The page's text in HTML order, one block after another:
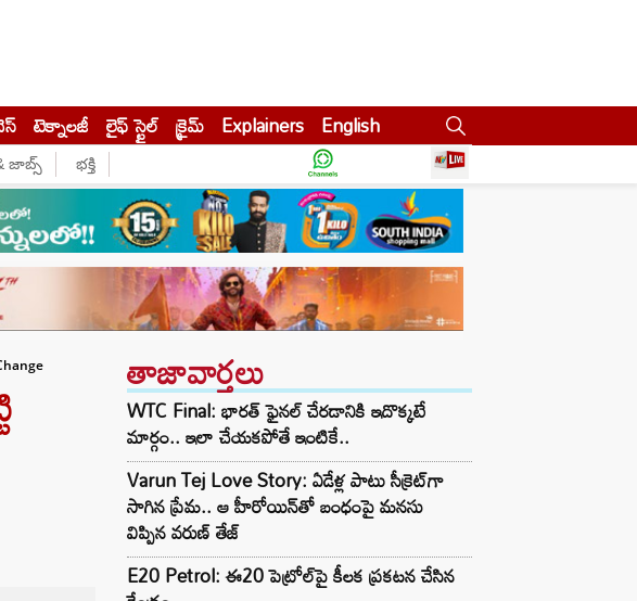
టెక్నాలజీ లైఫ్ స్టైల్ క్రైమ్ Explainers English
జాబ్స్ భక్తి
తాజావార్తలు
WTC Final: భారత్ ఫైనల్ చేరడానికి ఇదొక్కటే
మార్గం.. ఇలా చేయకపోతే ఇంటికే..
Varun Tej Love Story: ఏడేళ్ల పాటు సీక్రెట్‌గా
సాగిన ప్రేమ.. ఆ హీరోయిన్‌తో బంధంపై మనసు
విప్పిన వరుణ్ తేజ్
E20 Petrol: ఈ20 పెట్రోల్‌పై కీలక ప్రకటన చేసిన